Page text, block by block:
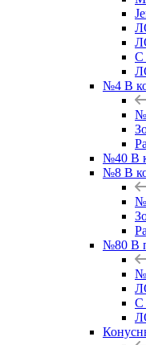
С
№4 В
№40 В
№8 В
№80 В
С